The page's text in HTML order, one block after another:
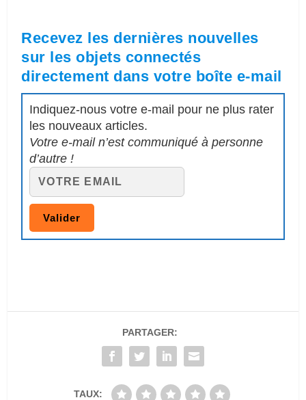
Recevez les dernières nouvelles
sur les objets connectés
directement dans votre boîte e-mail
Indiquez-nous votre e-mail pour ne plus rater
les nouveaux articles.
Votre e-mail n’est communiqué à personne
d’autre !
PARTAGER:
TAUX: